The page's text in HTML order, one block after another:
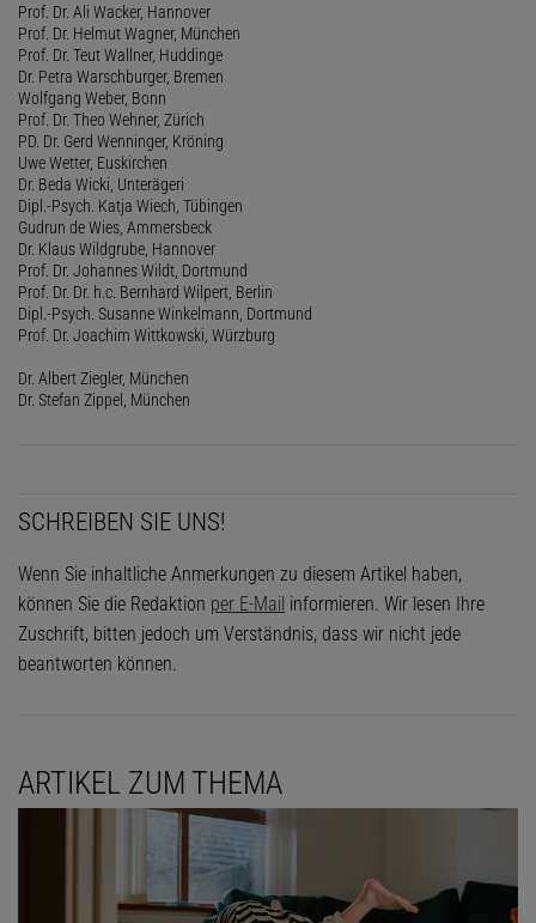
Prof. Dr. Ali Wacker, Hannover
Prof. Dr. Helmut Wagner, München
Prof. Dr. Teut Wallner, Huddinge
Dr. Petra Warschburger, Bremen
Wolfgang Weber, Bonn
Prof. Dr. Theo Wehner, Zürich
PD. Dr. Gerd Wenninger, Kröning
Uwe Wetter, Euskirchen
Dr. Beda Wicki, Unterägeri
Dipl.-Psych. Katja Wiech, Tübingen
Gudrun de Wies, Ammersbeck
Dr. Klaus Wildgrube, Hannover
Prof. Dr. Johannes Wildt, Dortmund
Prof. Dr. Dr. h.c. Bernhard Wilpert, Berlin
Dipl.-Psych. Susanne Winkelmann, Dortmund
Prof. Dr. Joachim Wittkowski, Würzburg
Dr. Albert Ziegler, München
Dr. Stefan Zippel, München
SCHREIBEN SIE UNS!
Wenn Sie inhaltliche Anmerkungen zu diesem Artikel haben,
können Sie die Redaktion per E-Mail informieren. Wir lesen Ihre
Zuschrift, bitten jedoch um Verständnis, dass wir nicht jede
beantworten können.
ARTIKEL ZUM THEMA